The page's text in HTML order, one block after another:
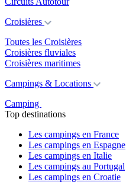
Croisières
Toutes les Croisières
Croisières fluviales
Croisières maritimes
Campings & Locations
Camping
Top destinations
Les campings en France
Les campings en Espagne
Les campings en Italie
Les campings au Portugal
Les campings en Croatie